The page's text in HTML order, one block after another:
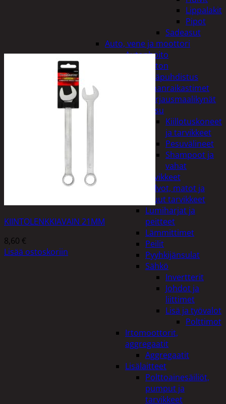
Lippalakit
Pipot
Sadeasut
Auto, vene ja moottori
Autonhoito
Auton
sisäpuhdistus
Ilmanraikastimet
Korjausmaalikynät
Pesu
Kiillotuskoneet
ja tarvikkeet
Pesuvälineet
Shampoot ja
vahat
Autotarvikkeet
Kalvot, matot ja
muut tarvikkeet
Lumiharjat ja
peitteet
Lämmittimet
Peilit
Pyyhkijänsulat
Sähkö
Invertterit
Johdot ja
liittimet
Lisä ja työvalot
Polttimot
Irtomoottorit,
aggregaatit
Aggregaatit
Lisälaitteet
Polttoainesäiliöt,
pumput ja
tarvikkeet
KIINTOLENKKIAVAIN 21MM
8,60 €
Lisää ostoskoriin